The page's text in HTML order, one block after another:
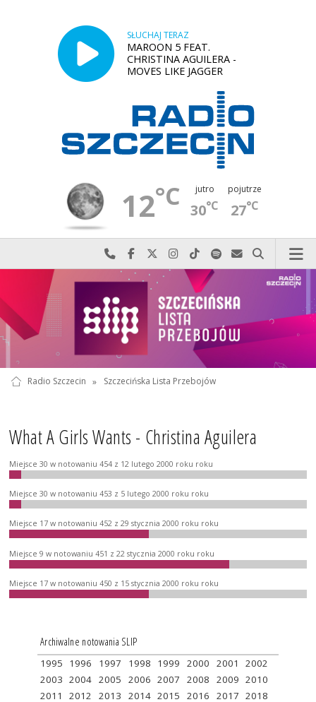
SŁUCHAJ TERAZ
MAROON 5 FEAT.
CHRISTINA AGUILERA -
MOVES LIKE JAGGER
12°C jutro
30°C
pojutrze
27°C
Najlepiej po prostu do nas zadzwoń
Odwiedź nas na Facebook-u
Odwiedź nas na X
Odwiedź nas na Instagram-ie
Odwiedź nas na TikTok-u
Szukaj nas na Spotify
Wyślij do nas
Szukaj
Radio Szczecin » Szczecińska Lista Przebojów
What A Girls Wants - Christina Aguilera
Miejsce 30 w notowaniu 454 z 12 lutego 2000 roku roku
Miejsce 30 w notowaniu 453 z 5 lutego 2000 roku roku
Miejsce 17 w notowaniu 452 z 29 stycznia 2000 roku roku
Miejsce 9 w notowaniu 451 z 22 stycznia 2000 roku roku
Miejsce 17 w notowaniu 450 z 15 stycznia 2000 roku roku
Archiwalne notowania SLIP
1995 1996 1997 1998 1999 2000 2001
2002
2003 2004 2005 2006 2007 2008 2009 2010
2011
2012 2013 2014 2015 2016 2017 2018